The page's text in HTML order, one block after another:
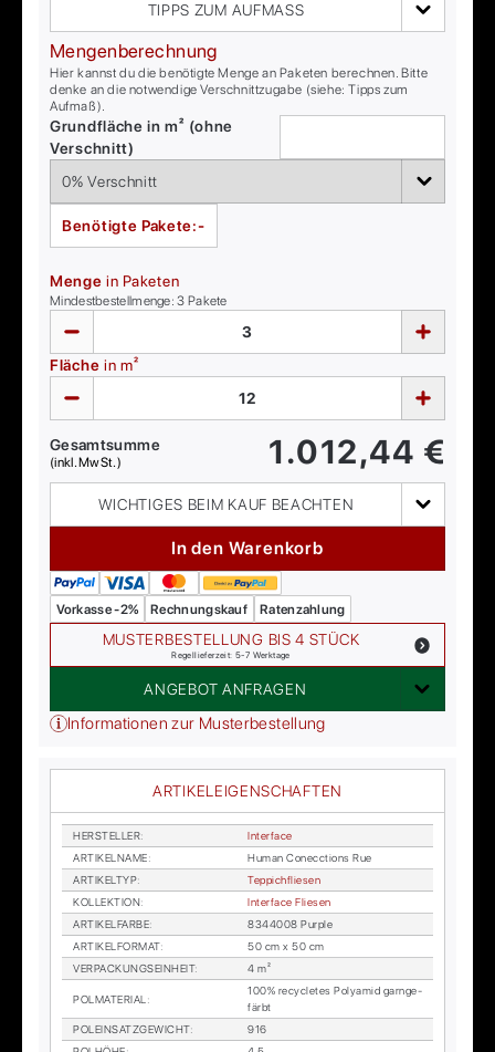
TIPPS ZUM AUFMASS
Mengenberechnung
Hier kannst du die benötigte Menge an Paketen berechnen. Bitte
denke an die notwendige Verschnittzugabe (siehe: Tipps zum
Aufmaß).
Grundfläche in m² (ohne
Verschnitt)
Benötigte Pakete:-
Menge in Paketen
Mindestbestellmenge:3 Pakete
Fläche in m²
Gesamtsumme
(inkl. MwSt.) 1.012,44 €
WICHTIGES BEIM KAUF BEACHTEN
In den Warenkorb
Vorkasse -2% Rechnungskauf Ratenzahlung
MUSTERBESTELLUNG BIS 4 STÜCK
Regellieferzeit: 5-7 Werktage
ANGEBOT ANFRAGEN
Informationen zur Musterbestellung
ARTIKELEIGENSCHAFTEN
HER­STEL­LER:
In­ter­face
AR­TI­KEL­NA­ME:
Hu­man Con­ecc­tions Rue
AR­TI­KEL­TYP:
Tep­pich­flie­sen
KOL­LEK­TI­ON:
In­ter­face Flie­sen
AR­TI­KEL­FAR­BE:
8344008 Pur­ple
AR­TI­KEL­FOR­MAT:
50 cm x 50 cm
VER­PA­CKUNGS­EIN­HEIT: 4 m²
POL­MA­TE­RI­AL :
100% re­cy­cle­tes Po­ly­amid garn­ge­
färbt
POL­EIN­SATZ­GE­WICHT:
916